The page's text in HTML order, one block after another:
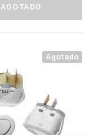
AGOTADO
Agotado